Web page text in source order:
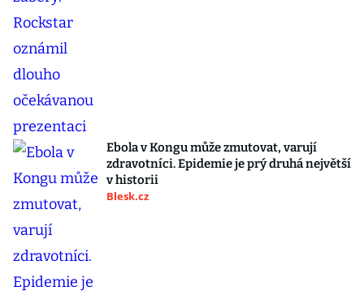
Ebola v Kongu může zmutovat, varují
zdravotníci. Epidemie je prý druhá největší
v historii
Blesk.cz